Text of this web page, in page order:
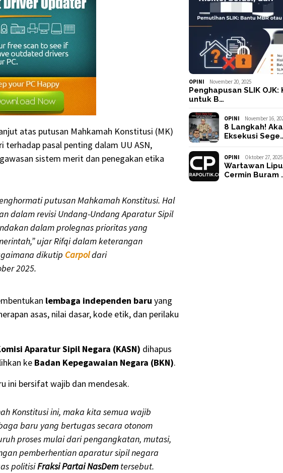
atas putusan Mahkamah Konstitusi (MK)
pasal penting dalam UU ASN,
sistem merit dan penegakan etika
putusan Mahkamah Konstitusi. Hal
dalam revisi Undang-Undang Aparatur Sipil
dalam prolegnas prioritas yang
ujar Rifqi dalam keterangan
dikutip Carpoldari
2025.
lembaga independen baru yang
asas, nilai dasar, kode etik, dan perilaku
Aparatur Sipil Negara (KASN) dihapus
ke Badan Kepegawaian Negara (BKN).
ini bersifat wajib dan mendesak.
Konstitusi ini, maka kita semua wajib
baru yang bertugas secara otonom
proses mulai dari pengangkatan, mutasi,
pemberhentian aparatur sipil negara
politisiFraksi Partai NasDemtersebut.
OPINI November 20, 2025
Penghapusan SLIK
untuk B…
OPINI November 16,
8 Langkah!
Eksekusi
OPINI Oktober 27, 2025
Wartawan
Cermin Buram